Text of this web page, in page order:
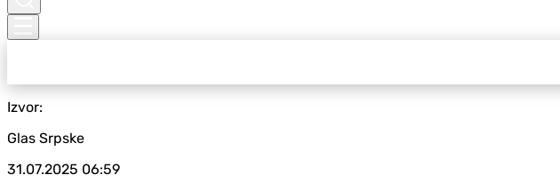
Izvor:
Glas Srpske
31.07.2025 06:59